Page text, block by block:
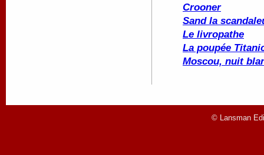
Crooner
Sand la
Le livropathe
La poupée
Moscou, nuit
© Lansman